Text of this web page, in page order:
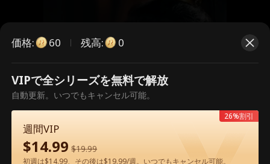
こちらは有料のエピソードです。視
聴いただくには解放が必要です。
60今すぐ解放
価格: 60 残高: 0
VIPで全シリーズを無料で解放
自動更新。いつでもキャンセル可能。
週間VIP
$14.99 $19.99
初週は$14.99、その後は$19.99/週。いつでもキャンセル可能。
26%割引